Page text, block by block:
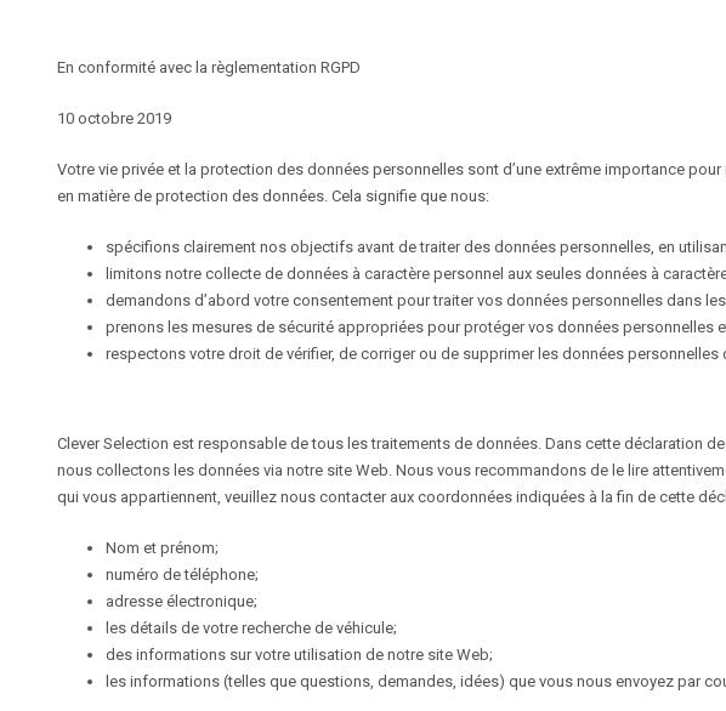
En conformité avec la règlementation RGPD
10 octobre 2019
Votre vie privée et la protection des données personnelles sont d’une extrême importance
en matière de protection des données. Cela signifie que nous:
spécifions clairement nos objectifs avant de traiter des données personnelles, en
limitons notre collecte de données à caractère personnel aux seules données à
demandons d’abord votre consentement pour traiter vos données personnelles dans
prenons les mesures de sécurité appropriées pour protéger vos données
respectons votre droit de vérifier, de corriger ou de supprimer les données personnelles
Clever Selection est responsable de tous les traitements de données. Dans cette déclaration
nous collectons les données via notre site Web. Nous vous recommandons de le lire
qui vous appartiennent, veuillez nous contacter aux coordonnées indiquées à la fin de cette
Nom et prénom;
numéro de téléphone;
adresse électronique;
les détails de votre recherche de véhicule;
des informations sur votre utilisation de notre site Web;
les informations (telles que questions, demandes, idées) que vous nous envoyez par